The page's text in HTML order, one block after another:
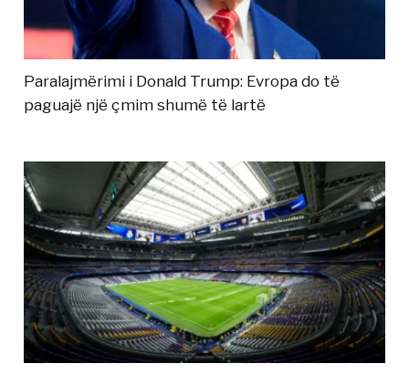
Paralajmërimi i Donald Trump: Evropa do të
paguajë një çmim shumë të lartë